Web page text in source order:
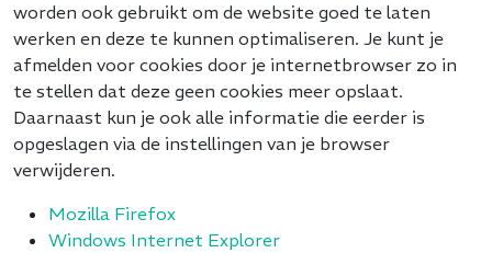
worden ook gebruikt om de website goed te laten
werken en deze te kunnen optimaliseren. Je kunt je
afmelden voor cookies door je internetbrowser zo in
te stellen dat deze geen cookies meer opslaat.
Daarnaast kun je ook alle informatie die eerder is
opgeslagen via de instellingen van je browser
verwijderen.
Mozilla Firefox
Windows Internet Explorer